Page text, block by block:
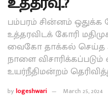
பம்பரம் சின்னம்
உத்தரவிடக் கோரி
வைகோ தாக்கல் செய்த
நாளை
உயர்நீதிமன்றம்
bylogeshwari March 25, 2024